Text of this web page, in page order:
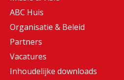
ABC Huis
Organisatie & Beleid
Partners
Vacatures
Inhoudelijke downloads